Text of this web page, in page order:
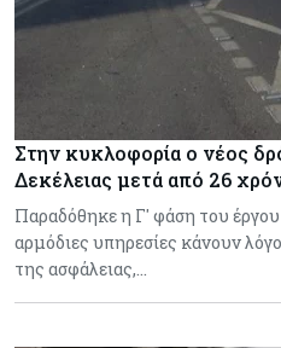
Στην κυκλοφορία ο νέος
Δεκέλειας μετά από 26
Παραδόθηκε η Γ' φάση του
αρμόδιες υπηρεσίες κάνουν
της ασφάλειας,…